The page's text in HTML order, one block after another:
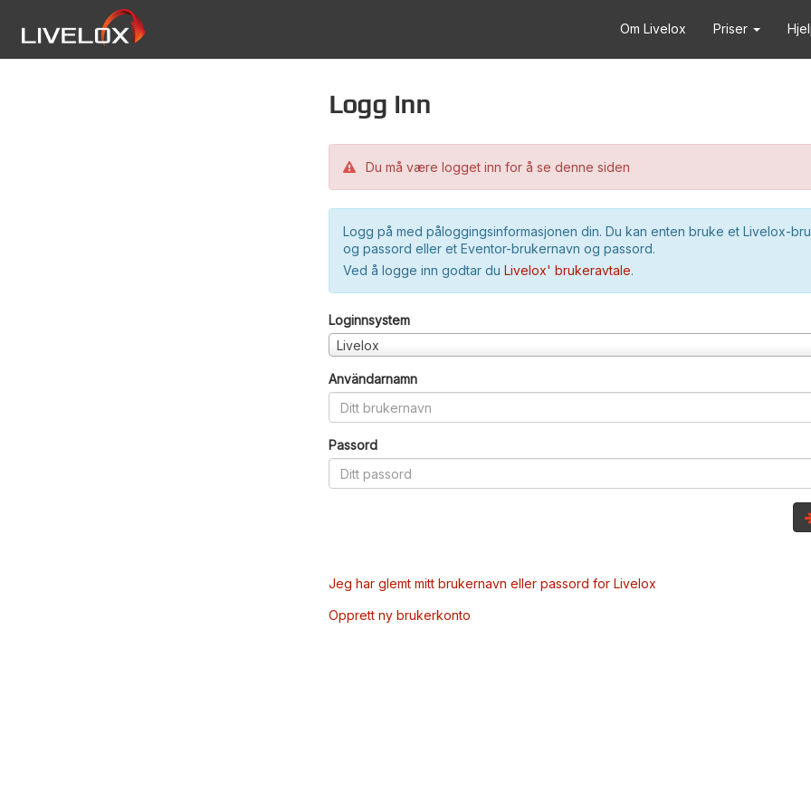
Om Livelox Priser
Logg inn
Du må være logget inn for å se denne siden
Logg på med påloggingsinformasjonen din. Du kan enten bruke et Livelox-
og passord eller et Eventor-brukernavn og passord.
Ved å logge inn godtar du Livelox' brukeravtale.
Loginnsystem
Livelox
Användarnamn
Passord
Jeg har glemt mitt brukernavn eller passord for Livelox
Opprett ny brukerkonto